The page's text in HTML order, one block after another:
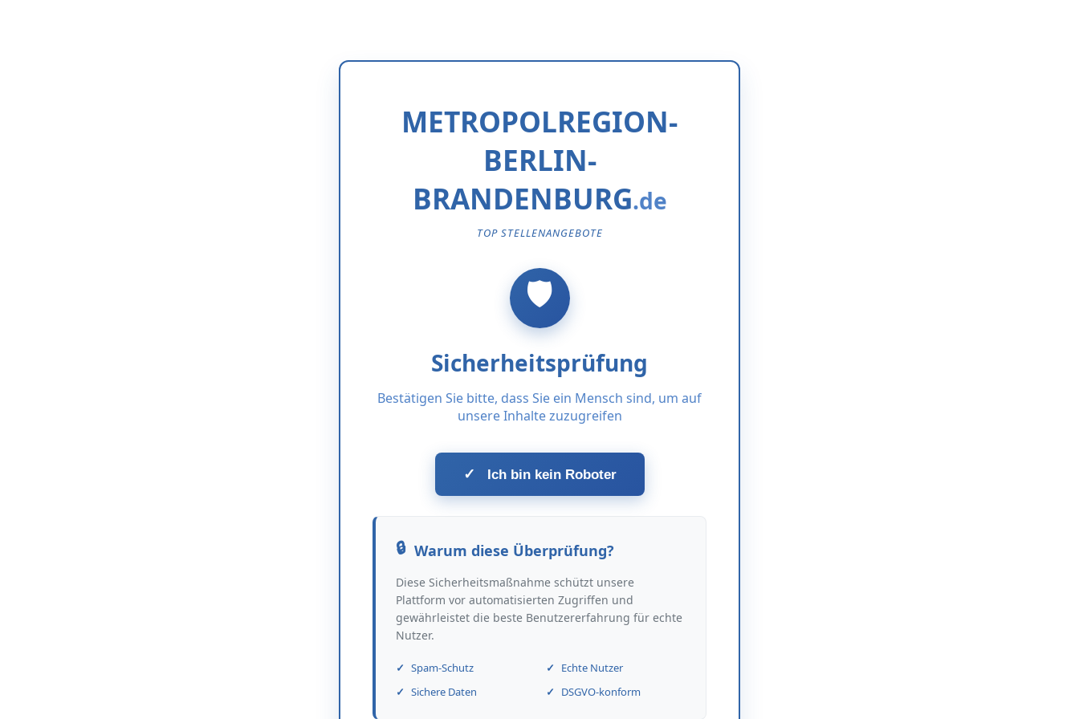
METROPOLREGION-
BERLIN-
BRANDENBURG
TOP STELLENANGEBOTE
Sicherheitsprüfung
Bestätigen Sie bitte, dass Sie ein Mensch sind, um auf
unsere Inhalte zuzugreifen
✓ Ich bin kein Roboter
Warum diese Überprüfung?
Diese Sicherheitsmaßnahme schützt unsere
Plattform vor automatisierten Zugriffen und
gewährleistet die beste Benutzererfahrung für echte
Nutzer.
Spam-Schutz
Echte Nutzer
Sichere Daten
DSGVO-konform